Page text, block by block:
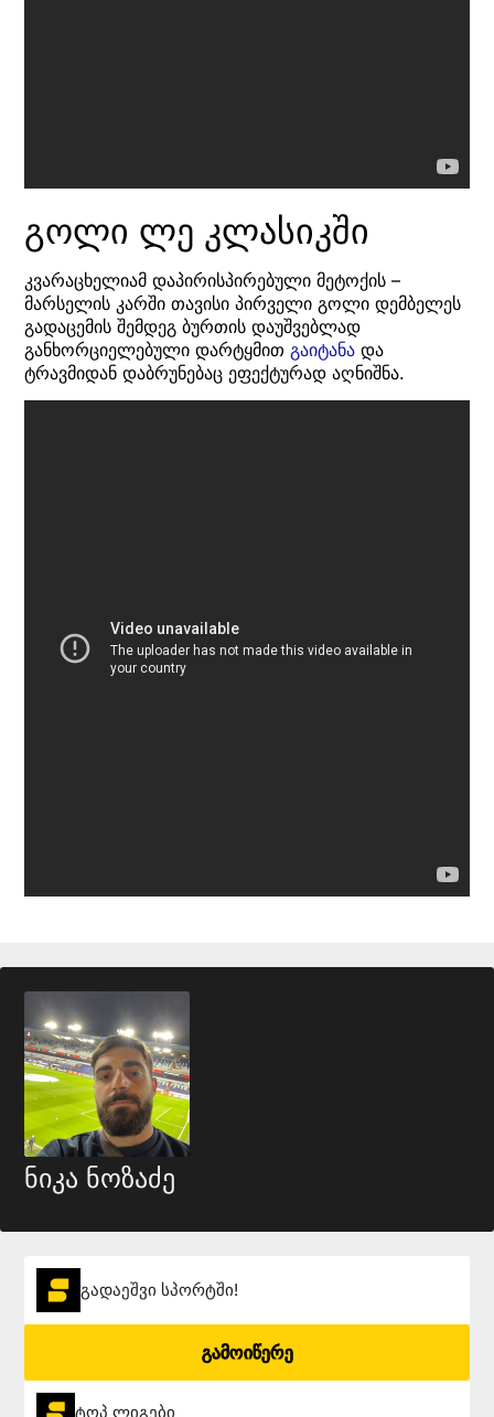
გოლი ლე კლასიკში
კვარაცხელიამ დაპირისპირებული მეტოქის –
მარსელის კარში თავისი პირველი გოლი დემბელეს
გადაცემის შემდეგ ბურთის დაუშვებლად
განხორციელებული დარტყმით გაიტანა და
ტრავმიდან დაბრუნებაც ეფექტურად აღნიშნა.
ნიკა ნოზაძე
გადაეშვი სპორტში!
გამოიწერე
ტოპ ლიგები